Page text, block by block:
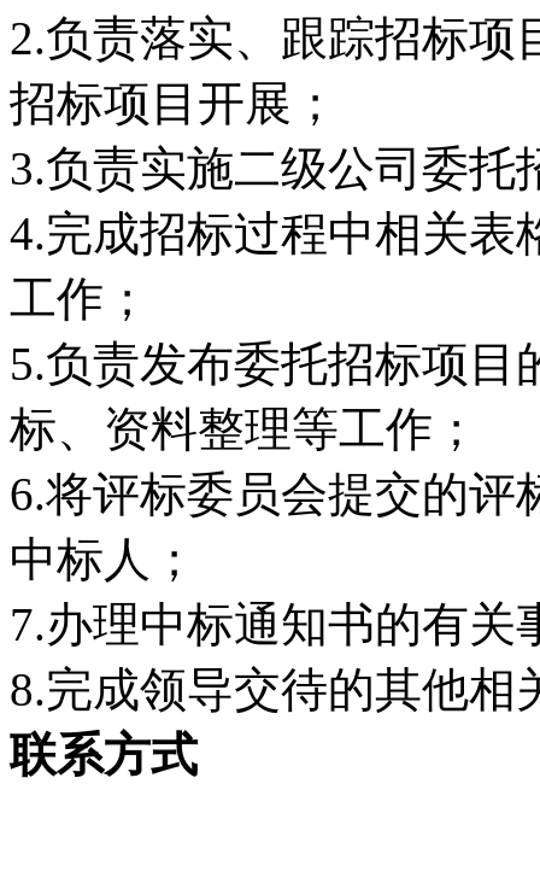
2.负责落实、跟踪招标
招标项目开展；
3.负责实施二级公司委托
4.完成招标过程中相关表
工作；
5.负责发布委托招标项
标、资料整理等工作；
6.将评标委员会提交的
中标人；
7.办理中标通知书的有关
8.完成领导交待的其他相
联系方式